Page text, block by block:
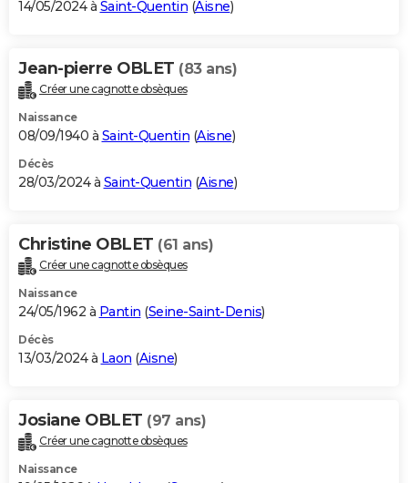
14/05/2024 à Saint-Quentin (Aisne)
Jean-pierre OBLET (83 ans)
Créer une cagnotte obsèques
Naissance
08/09/1940 à Saint-Quentin (Aisne)
Décès
28/03/2024 à Saint-Quentin (Aisne)
Christine OBLET (61 ans)
Créer une cagnotte obsèques
Naissance
24/05/1962 à Pantin (Seine-Saint-Denis)
Décès
13/03/2024 à Laon (Aisne)
Josiane OBLET (97 ans)
Créer une cagnotte obsèques
Naissance